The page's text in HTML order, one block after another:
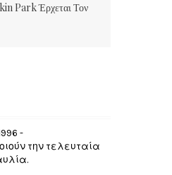
Park Έρχεται Τον
-
την τελευταία